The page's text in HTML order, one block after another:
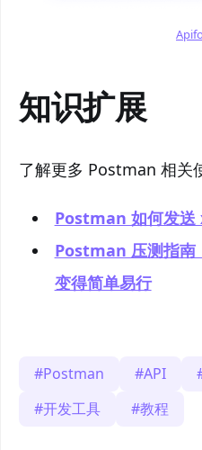
知识扩展
了解更多 Postman 相关
Postman 如何发送
Postman 压测指南
变得简单易行
Postman API
开发工具
教程